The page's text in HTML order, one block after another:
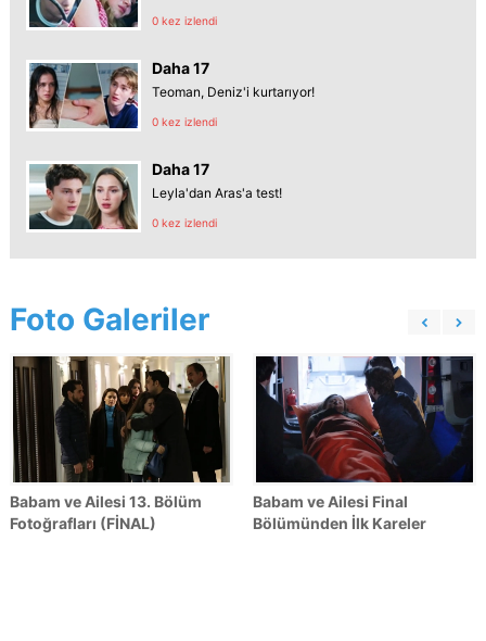
0 kez izlendi
Daha 17
Teoman, Deniz'i kurtarıyor!
0 kez izlendi
Daha 17
Leyla'dan Aras'a test!
0 kez izlendi
Foto Galeriler
Babam ve Ailesi 13. Bölüm
Fotoğrafları (FİNAL)
Babam ve Ailesi Final
Bölümünden İlk Kareler